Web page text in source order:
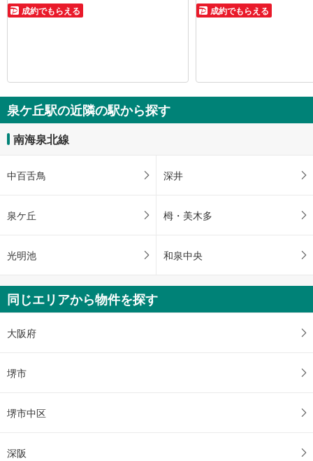
成約でもらえる 成約でもらえる
泉ケ丘駅の近隣の駅から探す
南海泉北線
中百舌鳥 深井
泉ケ丘 栂・美木多
光明池 和泉中央
同じエリアから物件を探す
大阪府
堺市
堺市中区
深阪